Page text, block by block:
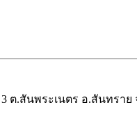
ต.สันพระเนตร อ.สันทราย